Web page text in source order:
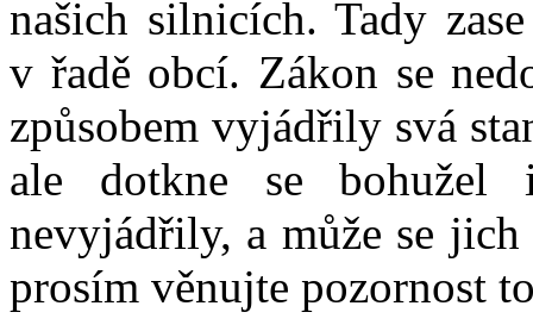
našich silnicích. Tady
v řadě obcí. Zákon se
způsobem vyjádřily svá
ale dotkne se
nevyjádřily, a může se
prosím věnujte pozornost